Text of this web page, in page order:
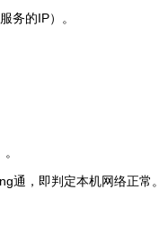
务的IP）。
。
通，即判定本机网络正常。